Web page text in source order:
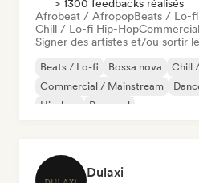
> 1300 feedbacks réalisés
Afrobeat / AfropopBeats / Lo-fi
Chill / Lo-fi Hip-Hop
Signer des artistes et/ou sortir
Beats / Lo-fi Bossa nova
Chill
Commercial / Mainstream
Hip-hop
Pop soul
Dulaxi